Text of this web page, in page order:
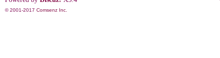
© 2001-2017 Comsenz Inc.